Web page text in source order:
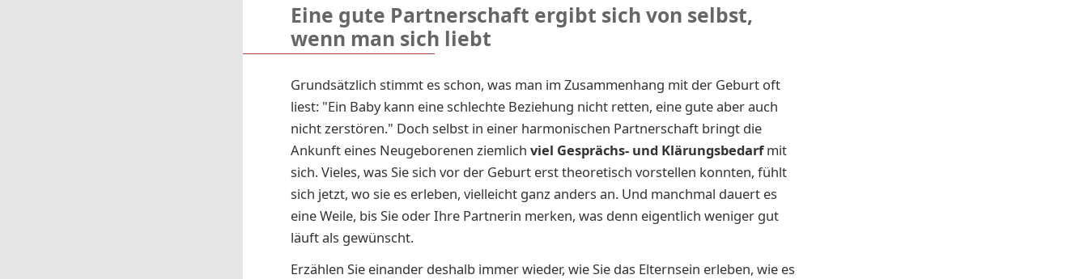
Eine gute Partnerschaft ergibt sich von selbst,
wenn man sich liebt
Grundsätzlich stimmt es schon, was man im Zusammenhang mit der Geburt oft
liest: "Ein Baby kann eine schlechte Beziehung nicht retten, eine gute aber auch
nicht zerstören." Doch selbst in einer harmonischen Partnerschaft bringt die
Ankunft eines Neugeborenen ziemlich viel Gesprächs- und Klärungsbedarfmit
sich. Vieles, was Sie sich vor der Geburt erst theoretisch vorstellen konnten, fühlt
sich jetzt, wo sie es erleben, vielleicht ganz anders an. Und manchmal dauert es
eine Weile, bis Sie oder Ihre Partnerin merken, was denn eigentlich weniger gut
läuft als gewünscht.
Erzählen Sie einander deshalb immer wieder, wie Sie das Elternsein erleben, wie es